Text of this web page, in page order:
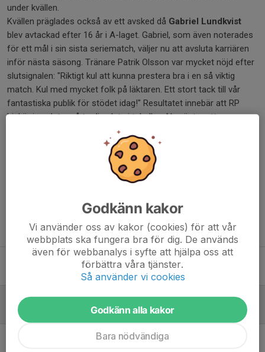
under kvällen.
Kvällen präglades också av ett avsked då Gabriel Lundkvist
blev avtackad efter 16 år i A-laget. Gabriel, som även noterades
för ett mål i sin sista seriematch, väljer nu att avsluta karriären
inför nästa säsong. Tränare Patrik Olsson var mycket nöjd efter
slutsignalen: "Riktigt kul att kunna prestera bra i en så viktig
match. Kul med mycket folk på läktaren. Ett stort tack till vår
fantastiska publik för stödet idag!" Resultatet innebär att RP
Linköping slutar på tredje plats i tabellen. Nu väntar ett
spännande kval mot IK Lågan, med start redan nästa helg på
Tidigare nyheter
Stabil seger mot Enköping!
24 mar, 22:20 0
14 mar, 23:24 0
Godkänn kakor
Vi använder oss av kakor (cookies) för att vår
webbplats ska fungera bra för dig. De används
även för webbanalys i syfte att hjälpa oss att
förbättra våra tjänster.
Så använder vi cookies
Godkänn alla kakor
Bara nödvändiga